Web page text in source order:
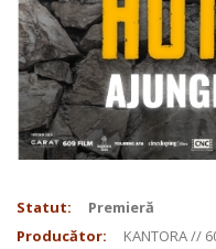
Statut:
Premieră
Producător:
KANTORA //